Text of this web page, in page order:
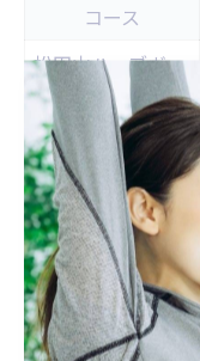
コース
松田山ハーブガー
デン周辺
酒匂川沿いの遊歩
道
その他町内散策路
松田町は自然環境に
ースが充実していま